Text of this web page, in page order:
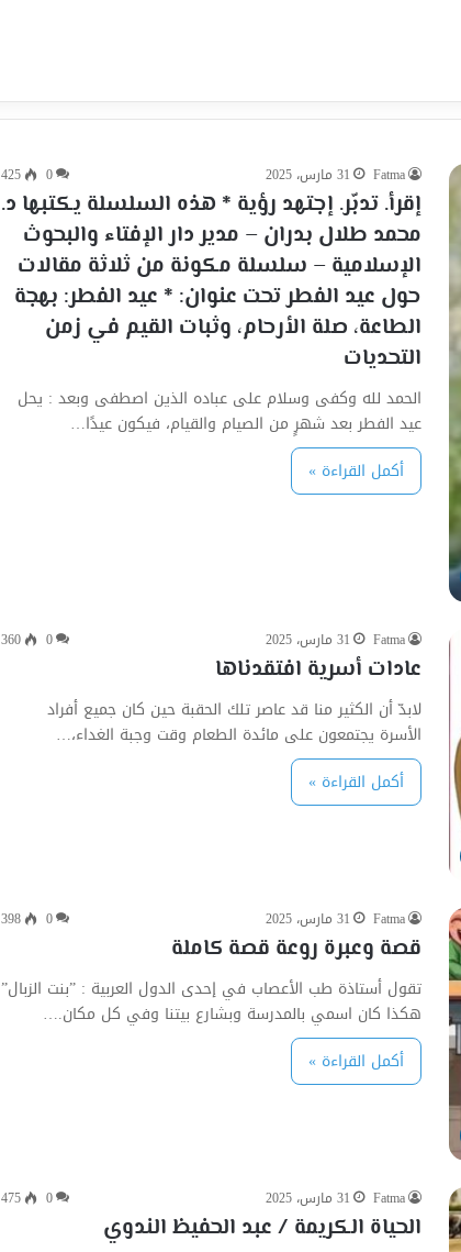
Fatma 31 مارس، 2025 0
425
إقرأ. تدبّر. إجتهد رؤية * هذه السلسلة يكتبها د.
محمد طلال بدران – مدير دار الإفتاء والبحوث
الإسلامية – سلسلة مكونة من ثلاثة مقالات
حول عيد الفطر تحت عنوان: * عيد الفطر: بهجة
الطاعة، صلة الأرحام، وثبات القيم في زمن
التحديات
الحمد لله وكفى وسلام على عباده الذين اصطفى وبعد : يحل
عيد الفطر بعد شهرٍ من الصيام والقيام، فيكون عيدًا…
أكمل القراءة »
Fatma 31 مارس، 2025 0
360
عادات أسرية افتقدناها
لابدّ أن الكثير منا قد عاصر تلك الحقبة حين كان جميع أفراد
الأسرة يجتمعون على مائدة الطعام وقت وجبة الغداء،…
أكمل القراءة »
Fatma 31 مارس، 2025 0
398
قصة وعبرة روعة قصة كاملة
تقول أستاذة طب الأعصاب في إحدى الدول العربية : ‏”بنت الزبال”
هكذا كان اسمي بالمدرسة وبشارع بيتنا وفي كل مكان.…
أكمل القراءة »
Fatma 31 مارس، 2025 0
475
الحياة الكريمة / عبد الحفيظ الندوي